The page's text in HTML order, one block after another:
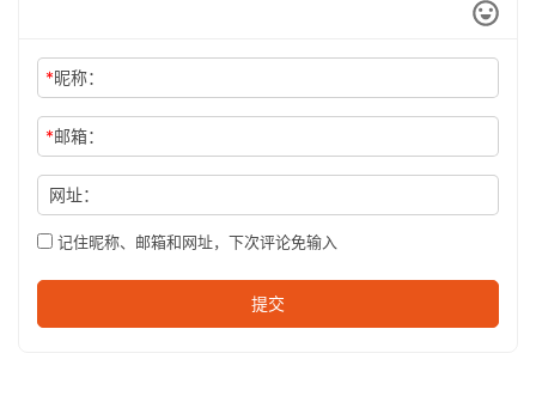
*昵称：
*邮箱：
网址：
记住昵称、邮箱和网址，下次评论免输入
提交